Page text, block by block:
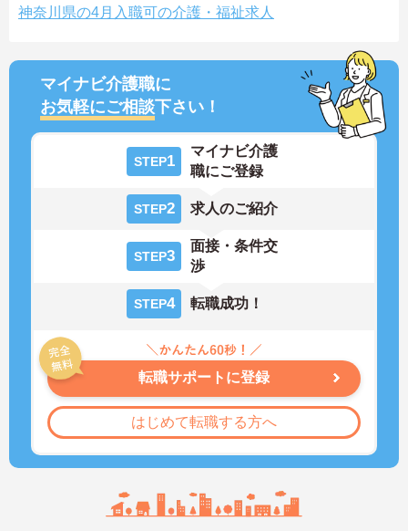
神奈川県の4月入職可の介護・福祉求人
マイナビ介護職に
お気軽にご相談下さい！
STEP1
マイナビ介護
職にご登録
STEP2 求人のご紹介
STEP3
面接・条件交
渉
STEP4 転職成功！
転職サポートに登録
はじめて転職する方へ